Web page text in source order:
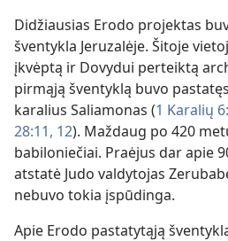
Didžiausias Erodo projektas
šventykla Jeruzalėje. Šitoje
įkvėptą ir Dovydui perteiktą
pirmąją šventyklą buvo
karalius Saliamonas (1 Karalių
28:11, 12). Maždaug po 420
babiloniečiai. Praėjus dar apie
atstatė Judo valdytojas
nebuvo tokia įspūdinga.
Apie Erodo pastatytąją